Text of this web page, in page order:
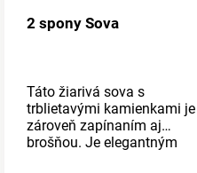
2 spony Sova
Táto žiarivá sova s ​​
trblietavými kamienkami je
zároveň zapínaním aj
brošňou. Je elegantným